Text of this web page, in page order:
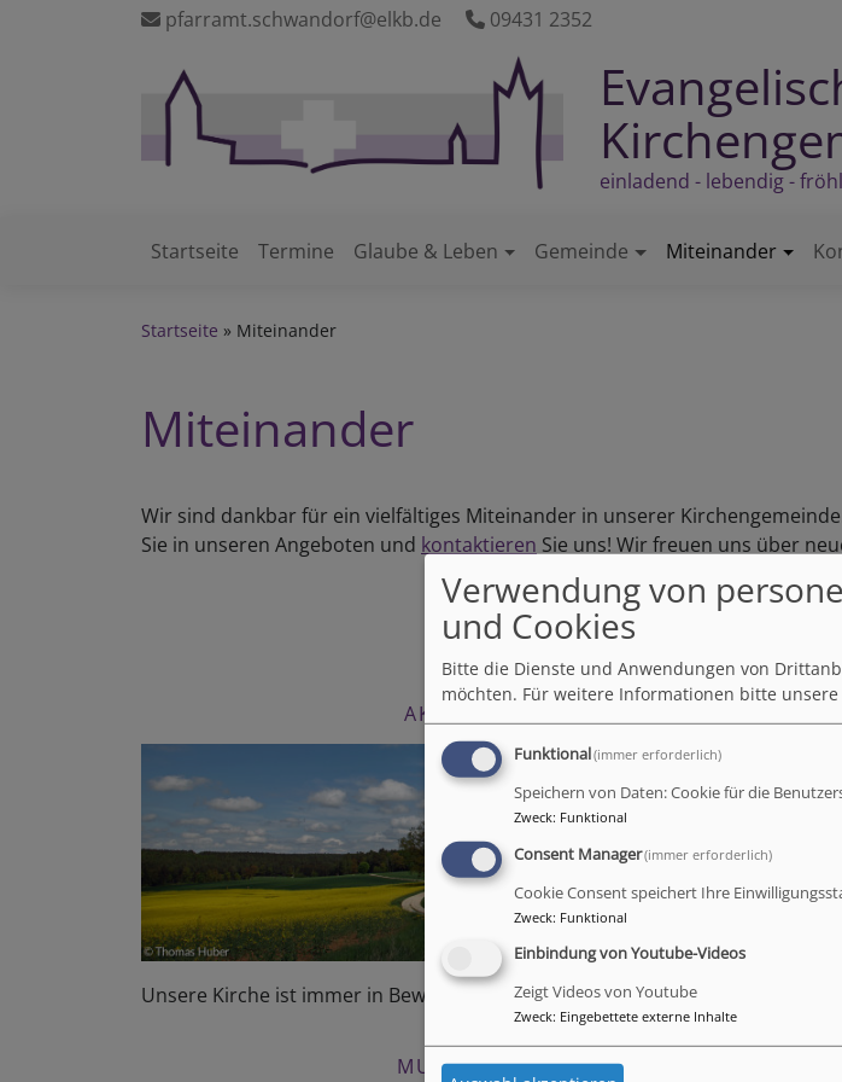
pfarramt.schwandorf@elkb.de 09431 2352
einladend - lebendig -
Hauptnavigation
Startseite Termine Glaube & Leben Gemeinde Miteinander
Startseite Miteinander
Miteinander
Wir sind dankbar für ein vielfältiges Miteinander in unserer
Sie in unseren Angeboten und kontaktieren Sie uns! Wir freuen uns über
AKTIV SEIN
Unsere Kirche ist immer in Bewegung
MUSIZIEREN
Verwendung von
und Cookies
Bitte die Dienste und Anwendungen von
möchten. Für weitere Informationen bitte unsere
Funktional(immer erforderlich)
Speichern von Daten: Cookie für die
Zweck: Funktional
Consent Manager(immer erforderlich)
Cookie Consent speichert Ihre
Zweck: Funktional
Einbindung von Youtube-Videos
Zeigt Videos von Youtube
Zweck: Eingebettete externe Inhalte